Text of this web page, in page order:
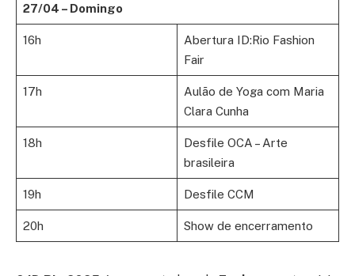
27/04 – Domingo
16h
Abertura ID:Rio Fashion
Fair
17h
Aulão de Yoga com Maria
Clara Cunha
18h
Desfile OCA – Arte
brasileira
19h Desfile CCM
20h Show de encerramento